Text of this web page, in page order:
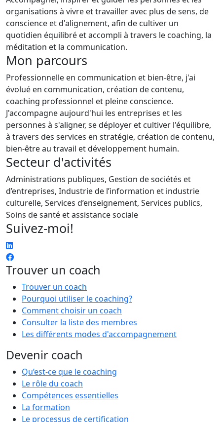
organisations à vivre et travailler avec plus de sens, de
conscience et d'alignement, afin de cultiver un
quotidien équilibré et accompli à travers le coaching, la
méditation et la communication.
Mon parcours
Professionnelle en communication et bien-être, j'ai
évolué en communication, création de contenu,
coaching professionnel et pleine conscience.
J'accompagne aujourd'hui les entreprises et les
personnes à s'aligner, se déployer et cultiver l'équilibre,
à travers des services en stratégie, création de contenu,
bien-être au travail et développement humain.
Secteur d'activités
Administrations publiques, Gestion de sociétés et
d’entreprises, Industrie de l’information et industrie
culturelle, Services d’enseignement, Services publics,
Soins de santé et assistance sociale
Suivez-moi!
Trouver un coach
Trouver un coach
Pourquoi utiliser le coaching?
Comment choisir un coach
Consulter la liste des membres
Les différents modes d'accompagnement
Devenir coach
Qu’est-ce que le coaching
Le rôle du coach
Compétences essentielles
La formation
Le processus de certification